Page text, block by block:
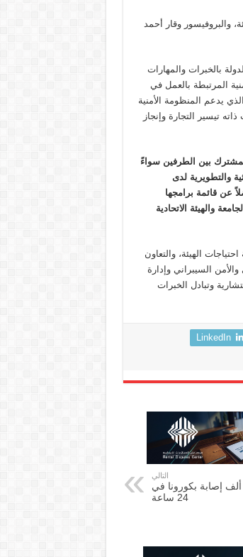
والبروفيسور وقار أحمد
بالخبرات والمهارات
المرتبطة بالعمل في
يدعم المنظومة الأمنية
تيسير التجارة وإنجاز
المشترك بين الطرفين سواءً
والتطويرية لدى
عن قائمة برامجها
والهيئة الاتحادية
الهيئة، والتعاون
السيبراني وإدارة
وتبادل الخبرات
LinkedIn
التالي
البرازيل: 30 ألف إصابة بكورونا في
24 ساعة